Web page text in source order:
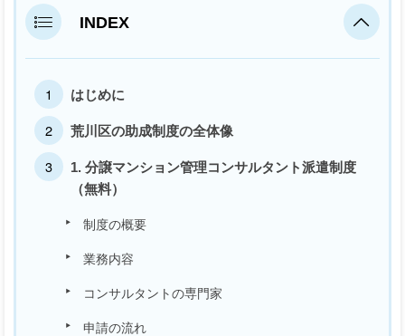
INDEX
はじめに
荒川区の助成制度の全体像
1. 分譲マンション管理コンサルタント派遣制度
（無料）
制度の概要
業務内容
コンサルタントの専門家
申請の流れ